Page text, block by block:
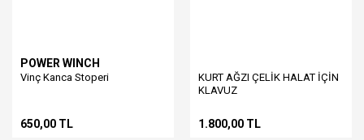
POWER WINCH
Vinç Kanca Stoperi
650,00 TL
KURT AĞZI ÇELİK HALAT İÇİN
KLAVUZ
1.800,00 TL